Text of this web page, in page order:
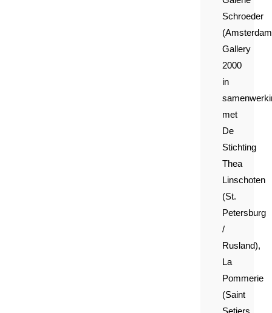
Schroeder
Gallery
2000
in
met
De
Stichting
Thea
Linschoten
(St.
Petersburg
/
Rusland),
La
Pommerie
(Saint
Setiers